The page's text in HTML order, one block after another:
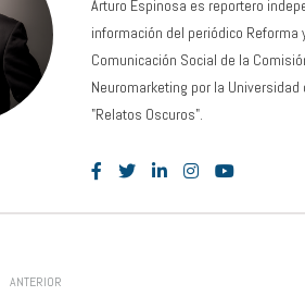
Arturo Espinosa es reportero
información del periódico Reforma
Comunicación Social de la
Neuromarketing por la
"Relatos Oscuros".
ANTERIOR